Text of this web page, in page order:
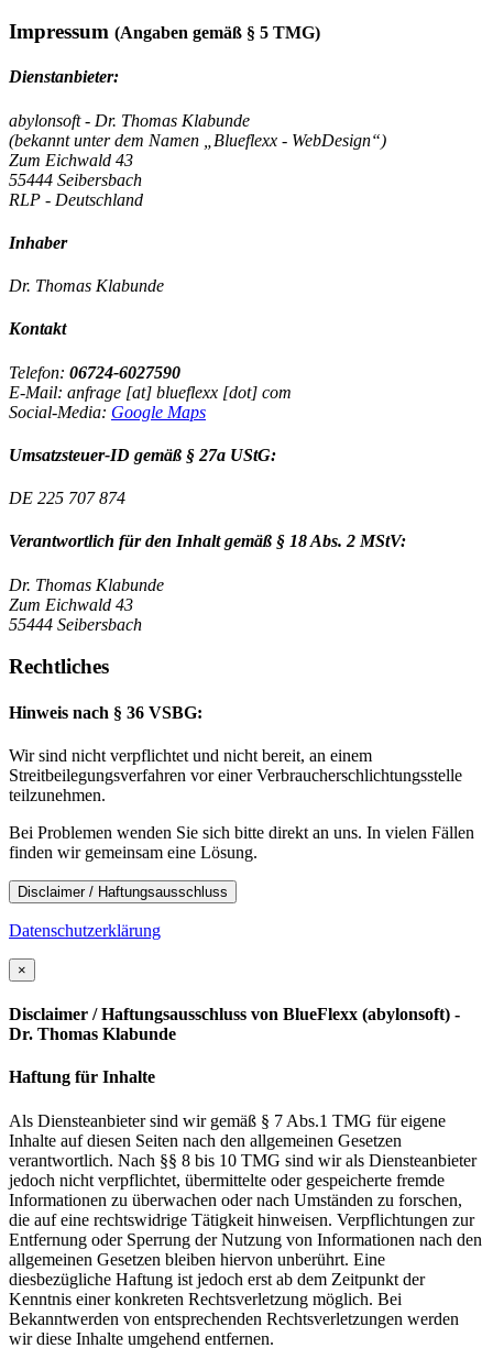
Impressum (Angaben gemäß § 5 TMG)
Dienstanbieter:
abylonsoft - Dr. Thomas Klabunde
(bekannt unter dem Namen „Blueflexx - WebDesign“)
Zum Eichwald 43
55444 Seibersbach
RLP - Deutschland
Inhaber
Dr. Thomas Klabunde
Kontakt
Telefon: 06724-6027590
E-Mail: anfrage [at] blueflexx [dot] com
Social-Media: Google Maps
Umsatzsteuer-ID gemäß § 27a UStG:
DE 225 707 874
Verantwortlich für den Inhalt gemäß § 18 Abs. 2 MStV:
Dr. Thomas Klabunde
Zum Eichwald 43
55444 Seibersbach
Rechtliches
Hinweis nach § 36 VSBG:
Wir sind nicht verpflichtet und nicht bereit, an einem
Streitbeilegungsverfahren vor einer Verbraucherschlichtungsstelle
teilzunehmen.
Bei Problemen wenden Sie sich bitte direkt an uns. In vielen Fällen
finden wir gemeinsam eine Lösung.
Disclaimer / Haftungsausschluss
Datenschutzerklärung
×
Disclaimer / Haftungsausschluss von BlueFlexx (abylonsoft) -
Dr. Thomas Klabunde
Haftung für Inhalte
Als Diensteanbieter sind wir gemäß § 7 Abs.1 TMG für eigene
Inhalte auf diesen Seiten nach den allgemeinen Gesetzen
verantwortlich. Nach §§ 8 bis 10 TMG sind wir als Diensteanbieter
jedoch nicht verpflichtet, übermittelte oder gespeicherte fremde
Informationen zu überwachen oder nach Umständen zu forschen,
die auf eine rechtswidrige Tätigkeit hinweisen. Verpflichtungen zur
Entfernung oder Sperrung der Nutzung von Informationen nach den
allgemeinen Gesetzen bleiben hiervon unberührt. Eine
diesbezügliche Haftung ist jedoch erst ab dem Zeitpunkt der
Kenntnis einer konkreten Rechtsverletzung möglich. Bei
Bekanntwerden von entsprechenden Rechtsverletzungen werden
wir diese Inhalte umgehend entfernen.